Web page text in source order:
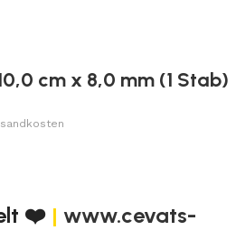
cm x 8,0 mm (1 Stab)
❤️ | www.cevats-